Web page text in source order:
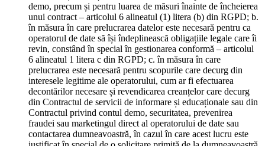
demo, precum și pentru luarea de măsuri înainte de încheierea
unui contract – articolul 6 alineatul (1) litera (b) din RGPD; b.
în măsura în care prelucrarea datelor este necesară pentru ca
operatorul de date să își îndeplinească obligațiile legale care îi
revin, constând în special în gestionarea conformă – articolul
6 alineatul 1 litera c din RGPD; c. în măsura în care
prelucrarea este necesară pentru scopurile care decurg din
interesele legitime ale operatorului, cum ar fi efectuarea
decontărilor necesare și revendicarea creanțelor care decurg
din Contractul de servicii de informare și educaționale sau din
Contractul privind contul demo, securitatea, prevenirea
fraudei sau marketingul direct al operatorului de date sau
contactarea dumneavoastră, în cazul în care acest lucru este